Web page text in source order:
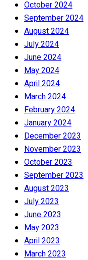
October 2024
September 2024
August 2024
July 2024
June 2024
May 2024
April 2024
March 2024
February 2024
January 2024
December 2023
November 2023
October 2023
September 2023
August 2023
July 2023
June 2023
May 2023
April 2023
March 2023